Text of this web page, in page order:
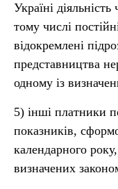
Україні
тому числі
відокремлені
представництва
одному із
5) інші платники
показників,
календарного
визначених